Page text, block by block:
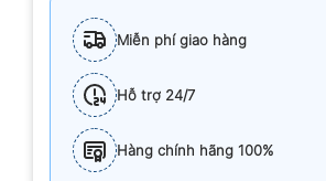
Miễn phí giao hàng
Hỗ trợ 24/7
Hàng chính hãng 100%